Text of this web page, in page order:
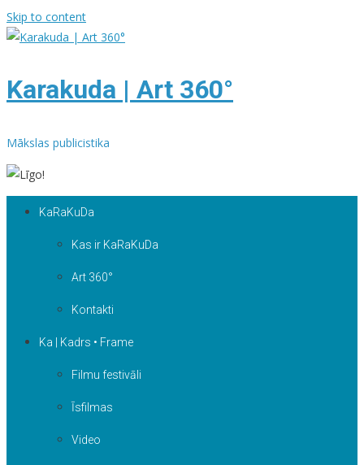
Skip to content
Karakuda | Art 360°
Mākslas publicistika
KaRaKuDa
Kas ir KaRaKuDa
Art 360°
Kontakti
Ka | Kadrs • Frame
Filmu festivāli
Īsfilmas
Video